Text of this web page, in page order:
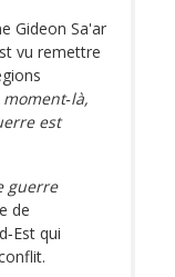
Gideon Sa'ar
vu remettre
moment‑là,
est
guerre
de
qui